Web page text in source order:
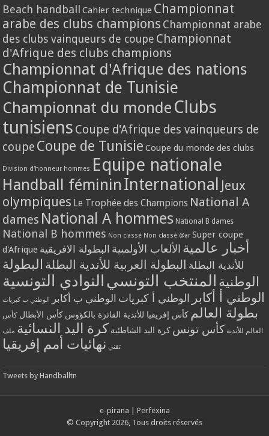
Beach handball Cahier technique Championnat
arabe des clubs champions Championnat arabe
des clubs vainqueurs de coupe Championnat
d'Afrique des clubs champions
Championnat d'Afrique des nations
Championnat de Tunisie
Championnat du monde Clubs
tunisiens Coupe d'Afrique des vainqueurs de
coupe Coupe de Tunisie Coupe du monde des clubs
Division d'honneur hommes Equipe nationale
Handball féminin International Jeux
olympiques Le Trophée des Champions National A
dames National A hommes National B dames
National B hommes Non classé Non classé @ar Super coupe
d'Afrique
أخبار عالمية الألعاب الأولمبية البطولة الافريقية
للأندية البطلة البطولة العربية للأندية البطلة البطولة
الوطنية المنتخب التونسي النوادي التونسية
الوطني أ أكابر الوطني أ كبريات الوطني ب أكابر الوطني ب كبريات
بطولة العالم كأس إفريقيا للأندية الفائزة بالكؤوس كأس الأبطال كأس
العالم للأندية كأس تونس كرة اليد الشاطئية كرة اليد النسائية ملف
تقني نهائيات أمم إفريقيا
Tweets by Handballtn
e-pirana
Perfexina
© Copyright 2026, Tous droits réservés